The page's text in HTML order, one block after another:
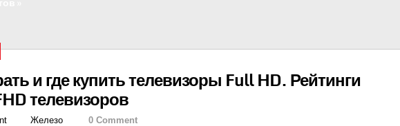
и где купить телевизоры Full HD. Рейтинги
телевизоров
Железо 0 Comment